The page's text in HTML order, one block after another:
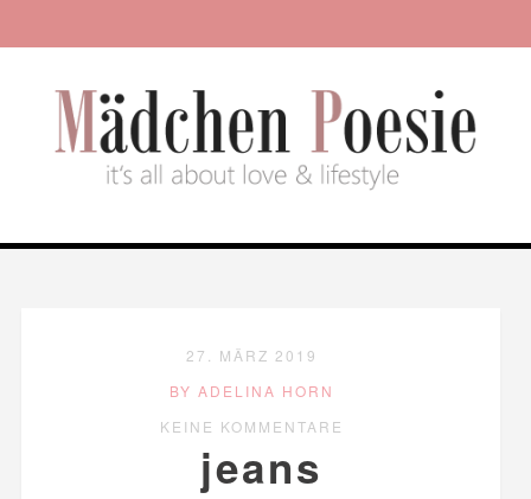
27. MÄRZ 2019
BY ADELINA HORN
KEINE KOMMENTARE
jeans